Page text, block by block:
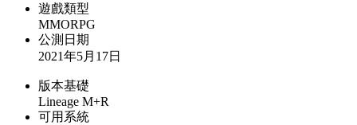
遊戲類型
MMORPG
公測日期
2021年5月17日
版本基礎
Lineage M+R
可用系統